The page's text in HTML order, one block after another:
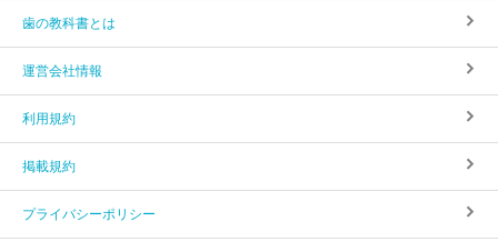
歯の教科書とは
運営会社情報
利用規約
掲載規約
プライバシーポリシー